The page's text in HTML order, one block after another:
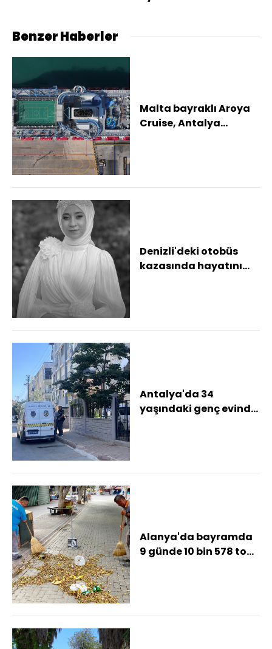
Benzer Haberler
Malta bayraklı Aroya
Cruise, Antalya
Denizli'deki otobüs
kazasında hayatını
Antalya'da 34
yaşındaki genç evinde
Alanya'da bayramda
9 günde 10 bin 578 ton